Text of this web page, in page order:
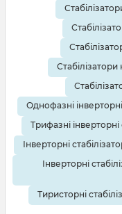
Однофазні
Трифазні
Інверторні
Інверторні
Тиристорні